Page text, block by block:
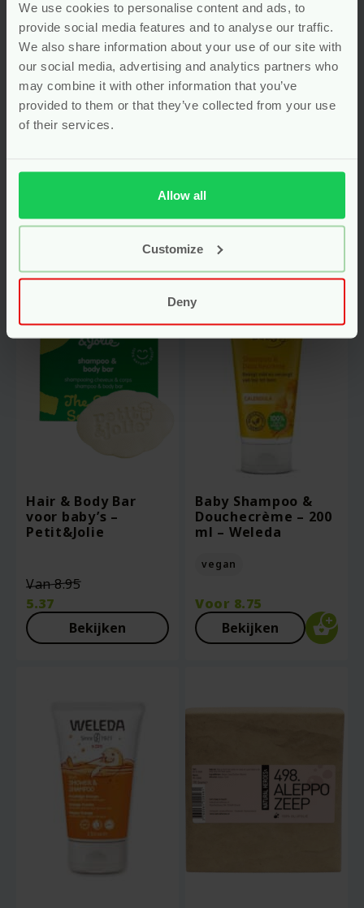
We use cookies to personalise content and ads, to
provide social media features and to analyse our traffic.
We also share information about your use of our site with
our social media, advertising and analytics partners who
may combine it with other information that you’ve
provided to them or that they’ve collected from your use
of their services.
Allow all
Customize
Deny
Babyolie Voor
Hoofd, Huid en Bad
– 150 ml – Derma
Eco Baby
Baby Shampoo &
Bad – 150 ml –
Derma Eco Baby
Voor
-40%
Hair & Body Bar
voor baby’s –
Petit&Jolie
Van8.95Oorspronkelijke
was:
€8.95.
5.37
Huidige
prijs
Bekijken
Baby Shampoo &
Douchecrème – 200
ml – Weleda
vegan
Voor 8.75
Bekijken